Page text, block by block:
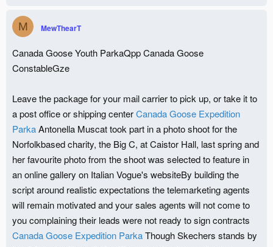
M MewThearT
Canada Goose Youth ParkaQpp Canada Goose
ConstableGze
Leave the package for your mail carrier to pick up, or take it to
a post office or shipping centerCanada Goose Expedition
ParkaAntonella Muscat took part in a photo shoot for the
Norfolkbased charity, the Big C, at Caistor Hall, last spring and
her favourite photo from the shoot was selected to feature in
an online gallery on Italian Vogue's websiteBy building the
script around realistic expectations the telemarketing agents
will remain motivated and your sales agents will not come to
you complaining their leads were not ready to sign contracts
Canada Goose Expedition ParkaThough Skechers stands by